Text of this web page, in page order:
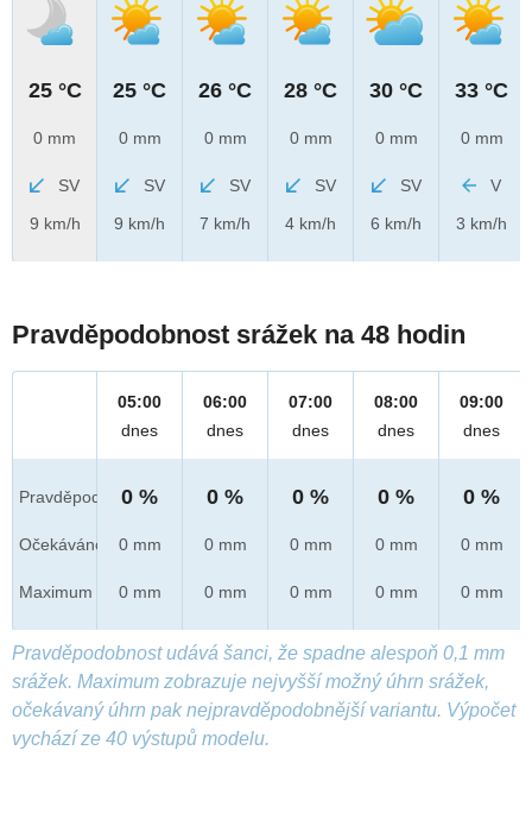
25 °C
0 mm
SV
9 km/h
25 °C
0 mm
SV
9 km/h
26 °C
0 mm
SV
7 km/h
28 °C
0 mm
SV
4 km/h
30 °C
0 mm
SV
6 km/h
33 °C
0 mm
V
3 km/h
Pravděpodobnost srážek na 48 hodin
Pravděpod.
Očekáváno
Maximum
05:00
dnes
0 %
0 mm
0 mm
06:00
dnes
0 %
0 mm
0 mm
07:00
dnes
0 %
0 mm
0 mm
08:00
dnes
0 %
0 mm
0 mm
09:00
dnes
0 %
0 mm
0 mm
Pravděpodobnost udává šanci, že spadne alespoň 0,1 mm
srážek. Maximum zobrazuje nejvyšší možný úhrn srážek,
očekávaný úhrn pak nejpravděpodobnější variantu. Výpočet
vychází ze 40 výstupů modelu.